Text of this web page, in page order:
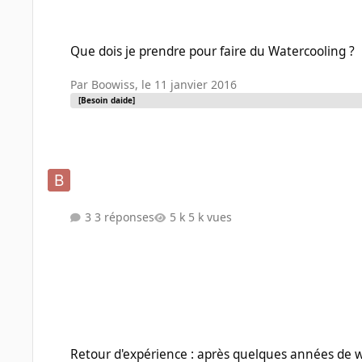
Que dois je prendre pour faire du Watercooling ?
Par Boowiss, le 11 janvier 2016
[Besoin daide]
3 réponses 5 k vues
Retour d'expérience : après quelques années de